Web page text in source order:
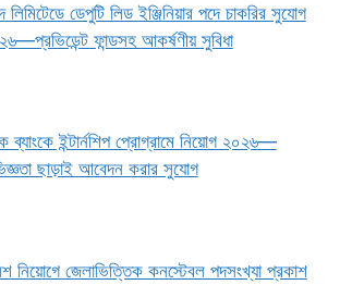
লিমিটেডে ডেপুটি লিড ইঞ্জিনিয়ার পদে চাকরির সুযোগ
ফান্ডসহ আকর্ষণীয় সুবিধা
ব্যাংকে ইন্টার্নশিপ প্রোগ্রামে নিয়োগ ২০২৬—
ছাড়াই আবেদন করার সুযোগ
নিয়োগে জেলাভিত্তিক কনস্টেবল পদসংখ্যা প্রকাশ